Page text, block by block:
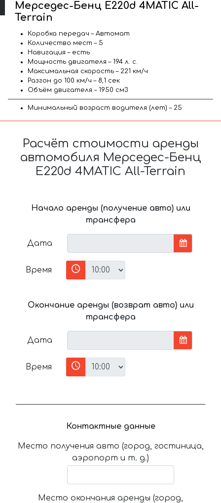
Мерседес-Бенц E220d 4MATIC All-
Terrain
Коробка передач – Автомат
Количество мест – 5
Навигация – есть
Мощность двигателя – 194 л. с.
Максимальная скорость – 221 км/ч
Разгон до 100 км/ч – 8,1 сек
Объём двигателя – 1950 см3
Минимальный возраст водителя (лет) – 25
Расчёт стоимости аренды
автомобиля Мерседес-Бенц
E220d 4MATIC All-Terrain
Начало аренды (получение авто) или
трансфера
Дата
Время
Окончание аренды (возврат авто) или
трансфера
Дата
Время
Контактные данные
Место получения авто (город, гостиница,
аэропорт и т. д.)
Место окончания аренды (город,